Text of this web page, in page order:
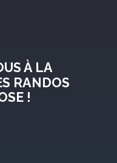
À LA
RANDOS
!